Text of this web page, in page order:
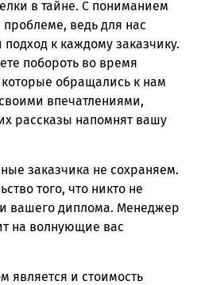
в тайне. С пониманием
ведь для нас
к каждому заказчику.
побороть во время
обращались к нам
впечатлениями,
рассказы напомнят вашу
заказчика не сохраняем.
того, что никто не
вашего диплома. Менеджер
на волнующие вас
является и стоимость